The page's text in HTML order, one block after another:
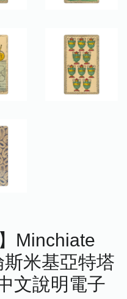
Minchiate
米基亞特塔
文說明電子